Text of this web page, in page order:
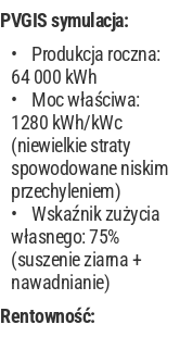
PVGIS symulacja:
Produkcja roczna:
64 000 kWh
Moc właściwa:
1280 kWh/kWc
(niewielkie straty
spowodowane niskim
przechyleniem)
Wskaźnik zużycia
własnego: 75%
(suszenie ziarna +
nawadnianie)
Rentowność: